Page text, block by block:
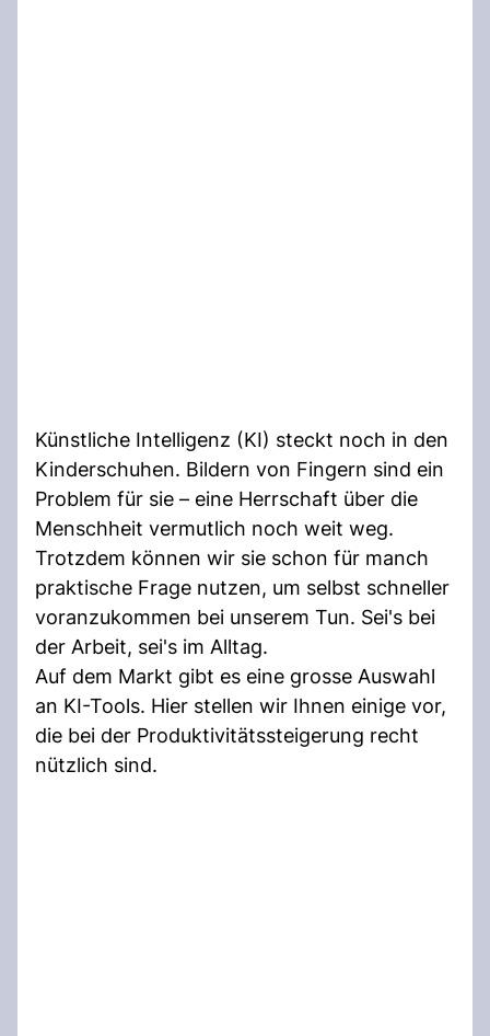
Künstliche Intelligenz (KI) steckt noch in den
Kinderschuhen. Bildern von Fingern sind ein
Problem für sie – eine Herrschaft über die
Menschheit vermutlich noch weit weg.
Trotzdem können wir sie schon für manch
praktische Frage nutzen, um selbst schneller
voranzukommen bei unserem Tun. Sei's bei
der Arbeit, sei's im Alltag.
Auf dem Markt gibt es eine grosse Auswahl
an KI-Tools. Hier stellen wir Ihnen einige vor,
die bei der Produktivitätssteigerung recht
nützlich sind.